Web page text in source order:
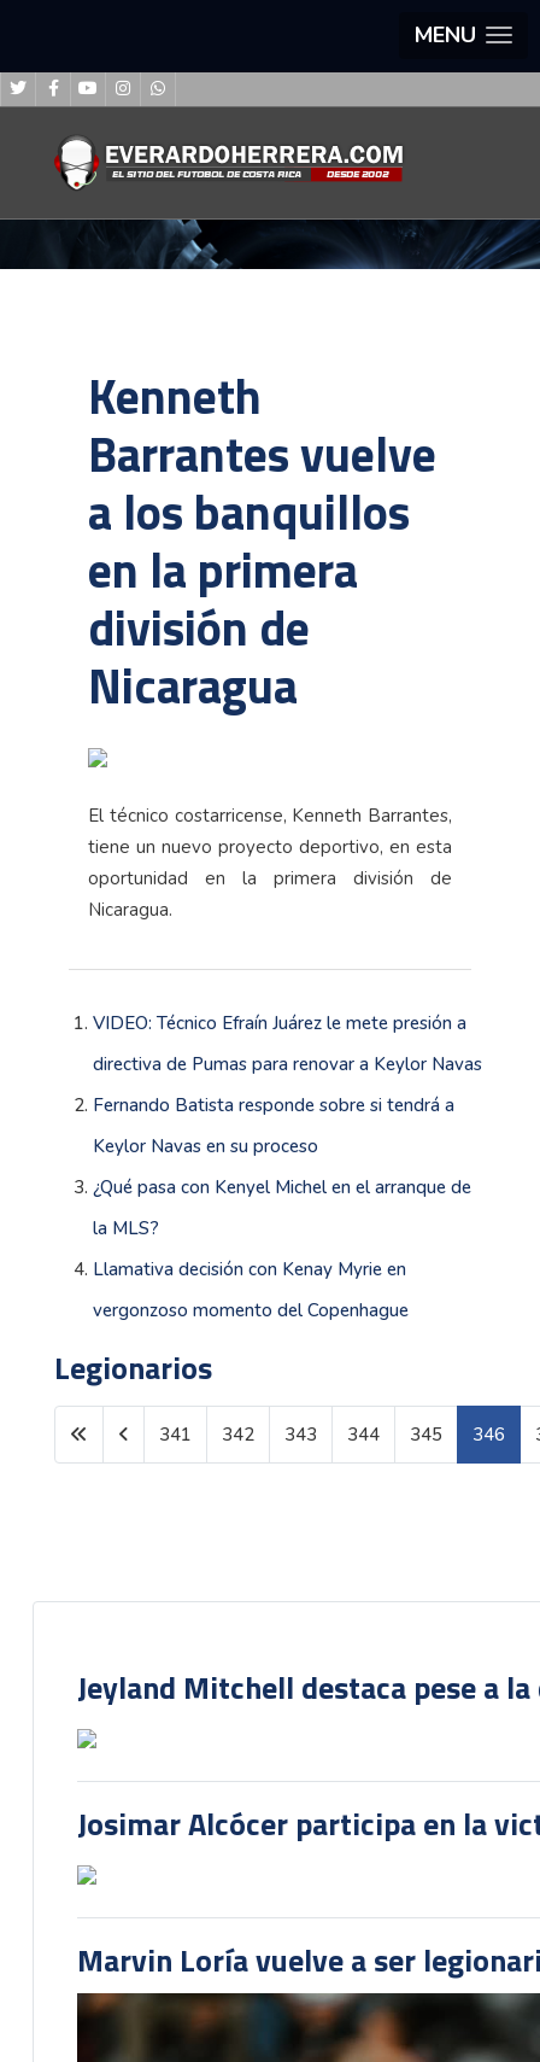
MENU
Kenneth
Barrantes vuelve
a los banquillos
en la primera
división de
Nicaragua
El técnico costarricense, Kenneth Barrantes,
tiene un nuevo proyecto deportivo, en esta
oportunidad en la primera división de
Nicaragua.
VIDEO: Técnico Efraín Juárez le mete presión a
directiva de Pumas para renovar a Keylor Navas
Fernando Batista responde sobre si tendrá a
Keylor Navas en su proceso
¿Qué pasa con Kenyel Michel en el arranque de
la MLS?
Llamativa decisión con Kenay Myrie en
vergonzoso momento del Copenhague
Legionarios
Página 346 de 1600
341 342 343 344 345 346
Jeyland Mitchell destaca pese a
Josimar Alcócer participa en la
Marvin Loría vuelve a ser